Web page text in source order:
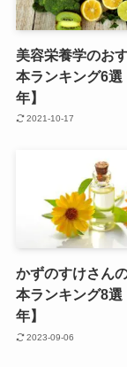
美容栄養学のお
本ランキング6選
年】
2021-10-17
かずのすけさん
本ランキング8選
年】
2023-09-06